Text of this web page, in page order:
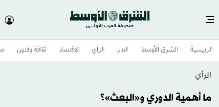
الرئيسية الشرق الأوسط​ العالم الرأي الاقتصاد ثقافة وفنون
الرأي
ما أهمية الدوري و«البعث»؟